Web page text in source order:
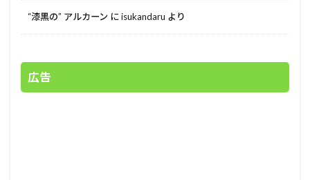
“漆黒の” アルカーン にisukandaru より
広告